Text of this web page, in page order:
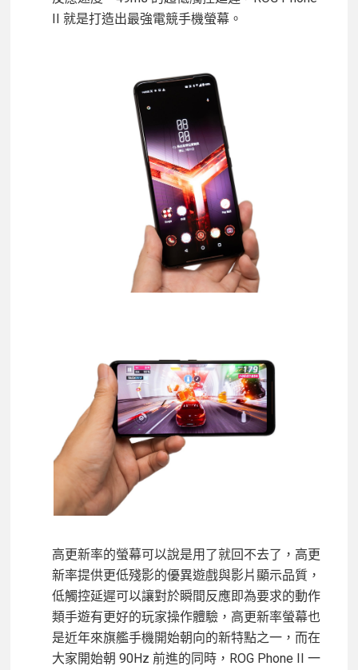
II 就是打造出最強電競手機螢幕。
高更新率的螢幕可以說是用了就回不去了，高更
新率提供更低殘影的優異遊戲與影片顯示品質，
低觸控延遲可以讓對於瞬間反應即為要求的動作
類手遊有更好的玩家操作體驗，高更新率螢幕也
是近年來旗艦手機開始朝向的新特點之一，而在
大家開始朝 90Hz 前進的同時，ROG Phone II 一